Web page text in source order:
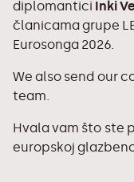
diplomantici Inki
članicama grupe
Eurosonga 2026.
We also send our
team.
Hvala vam što ste
europskoj